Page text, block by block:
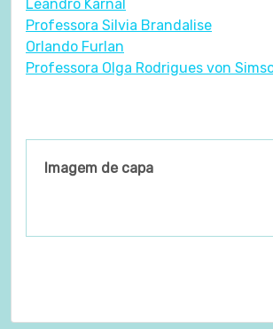
Leandro Karnal
Professora Silvia Brandalise
Orlando Furlan
Professora Olga Rodrigues von
Imagem de capa